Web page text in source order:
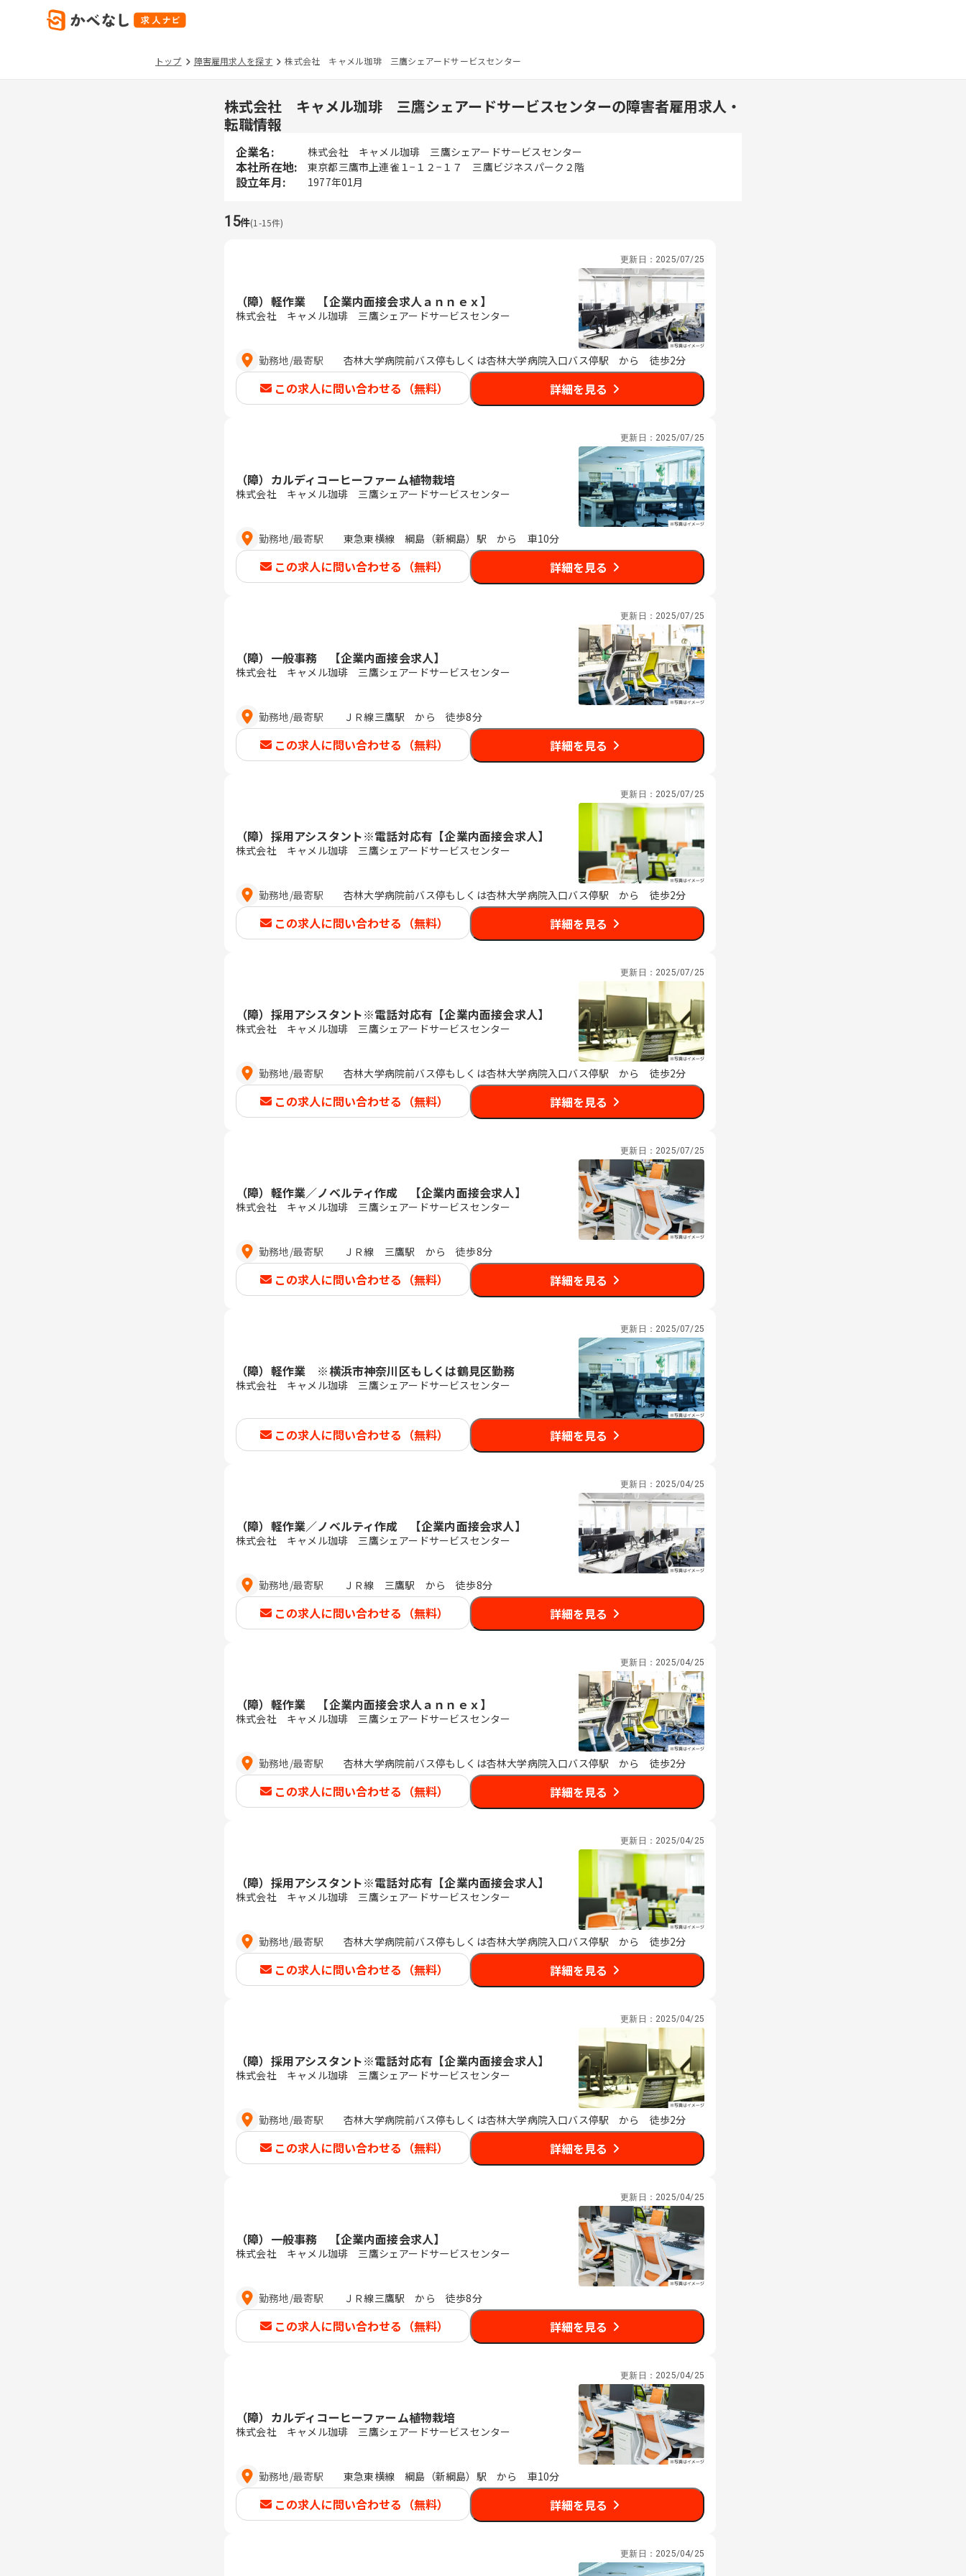
トップ 障害雇用求人を探す 株式会社 キャメル珈琲 三鷹シェアードサービスセンター
株式会社 キャメル珈琲 三鷹シェアードサービスセンターの障害者雇用求人・
転職情報
企業名: 株式会社 キャメル珈琲 三鷹シェアードサービスセンター
本社所在地: 東京都三鷹市上連雀１−１２−１７ 三鷹ビジネスパーク２階
設立年月: 1977年01月
15件(1 -15件)
更新日： 2025/07/25
（障）軽作業 【企業内面接会求人ａｎｎｅｘ】
株式会社 キャメル珈琲 三鷹シェアードサービスセンター
勤務地/最寄駅 杏林大学病院前バス停もしくは杏林大学病院入口バス停駅 から 徒歩2分
この求人に問い合わせる（無料） 詳細を見る
更新日： 2025/07/25
（障）カルディコーヒーファーム植物栽培
株式会社 キャメル珈琲 三鷹シェアードサービスセンター
勤務地/最寄駅 東急東横線 綱島（新綱島）駅 から 車10分
この求人に問い合わせる（無料） 詳細を見る
更新日： 2025/07/25
（障）一般事務 【企業内面接会求人】
株式会社 キャメル珈琲 三鷹シェアードサービスセンター
勤務地/最寄駅 ＪＲ線三鷹駅 から 徒歩8分
この求人に問い合わせる（無料） 詳細を見る
更新日： 2025/07/25
（障）採用アシスタント※電話対応有【企業内面接会求人】
株式会社 キャメル珈琲 三鷹シェアードサービスセンター
勤務地/最寄駅 杏林大学病院前バス停もしくは杏林大学病院入口バス停駅 から 徒歩2分
この求人に問い合わせる（無料） 詳細を見る
更新日： 2025/07/25
（障）採用アシスタント※電話対応有【企業内面接会求人】
株式会社 キャメル珈琲 三鷹シェアードサービスセンター
勤務地/最寄駅 杏林大学病院前バス停もしくは杏林大学病院入口バス停駅 から 徒歩2分
この求人に問い合わせる（無料） 詳細を見る
更新日： 2025/07/25
（障）軽作業／ノベルティ作成 【企業内面接会求人】
株式会社 キャメル珈琲 三鷹シェアードサービスセンター
勤務地/最寄駅 ＪＲ線 三鷹駅 から 徒歩8分
この求人に問い合わせる（無料） 詳細を見る
更新日： 2025/07/25
（障）軽作業 ※横浜市神奈川区もしくは鶴見区勤務
株式会社 キャメル珈琲 三鷹シェアードサービスセンター
この求人に問い合わせる（無料） 詳細を見る
更新日： 2025/04/25
（障）軽作業／ノベルティ作成 【企業内面接会求人】
株式会社 キャメル珈琲 三鷹シェアードサービスセンター
勤務地/最寄駅 ＪＲ線 三鷹駅 から 徒歩8分
この求人に問い合わせる（無料） 詳細を見る
更新日： 2025/04/25
（障）軽作業 【企業内面接会求人ａｎｎｅｘ】
株式会社 キャメル珈琲 三鷹シェアードサービスセンター
勤務地/最寄駅 杏林大学病院前バス停もしくは杏林大学病院入口バス停駅 から 徒歩2分
この求人に問い合わせる（無料） 詳細を見る
更新日： 2025/04/25
（障）採用アシスタント※電話対応有【企業内面接会求人】
株式会社 キャメル珈琲 三鷹シェアードサービスセンター
勤務地/最寄駅 杏林大学病院前バス停もしくは杏林大学病院入口バス停駅 から 徒歩2分
この求人に問い合わせる（無料） 詳細を見る
更新日： 2025/04/25
（障）採用アシスタント※電話対応有【企業内面接会求人】
株式会社 キャメル珈琲 三鷹シェアードサービスセンター
勤務地/最寄駅 杏林大学病院前バス停もしくは杏林大学病院入口バス停駅 から 徒歩2分
この求人に問い合わせる（無料） 詳細を見る
更新日： 2025/04/25
（障）一般事務 【企業内面接会求人】
株式会社 キャメル珈琲 三鷹シェアードサービスセンター
勤務地/最寄駅 ＪＲ線三鷹駅 から 徒歩8分
この求人に問い合わせる（無料） 詳細を見る
更新日： 2025/04/25
（障）カルディコーヒーファーム植物栽培
株式会社 キャメル珈琲 三鷹シェアードサービスセンター
勤務地/最寄駅 東急東横線 綱島（新綱島）駅 から 車10分
この求人に問い合わせる（無料） 詳細を見る
更新日： 2025/04/25